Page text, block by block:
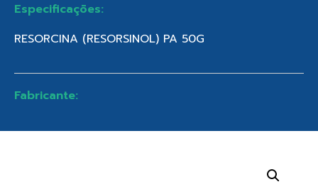
Especificações:
RESORCINA (RESORSINOL) PA 50G
Fabricante: